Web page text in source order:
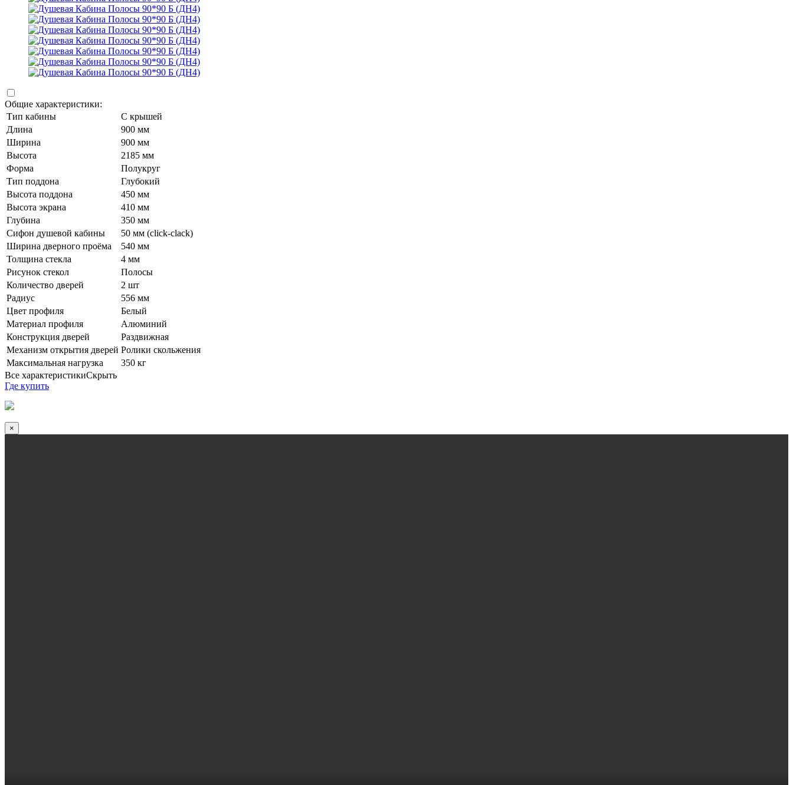
Общие характеристики:
Тип кабины
С крышей
Длина
900 мм
Ширина
900 мм
Высота
2185 мм
Форма
Полукруг
Тип поддона
Глубокий
Высота поддона
450 мм
Высота экрана
410 мм
Глубина
350 мм
Сифон душевой кабины
50 мм (click-clack)
Ширина дверного проёма
540 мм
Толщина стекла
4 мм
Рисунок стекол
Полосы
Количество дверей
2 шт
Радиус
556 мм
Цвет профиля
Белый
Материал профиля
Алюминий
Конструкция дверей
Раздвижная
Механизм открытия дверей Ролики скольжения
Максимальная нагрузка
350 кг
Все характеристикиСкрыть
Где купить
×